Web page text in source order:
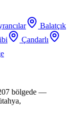
Balatçık
Çandarlı
bölgede —